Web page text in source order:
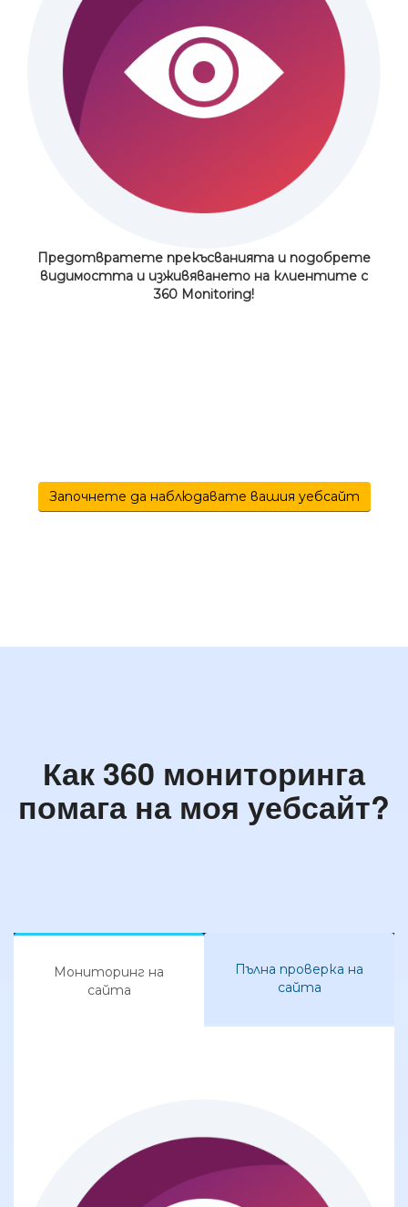
Предотвратете прекъсванията и подобрете
видимостта и изживяването на клиентите с
360 Monitoring!
Започнете да наблюдавате вашия уебсайт
Как 360 мониторинга
помага на моя уебсайт?
Мониторинг на
сайта
Пълна проверка на
сайта